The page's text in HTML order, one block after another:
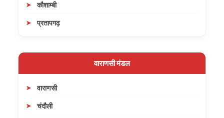
कौशाम्बी
प्रतापगढ़
वाराणसी मंडल
वाराणसी
चंदौली